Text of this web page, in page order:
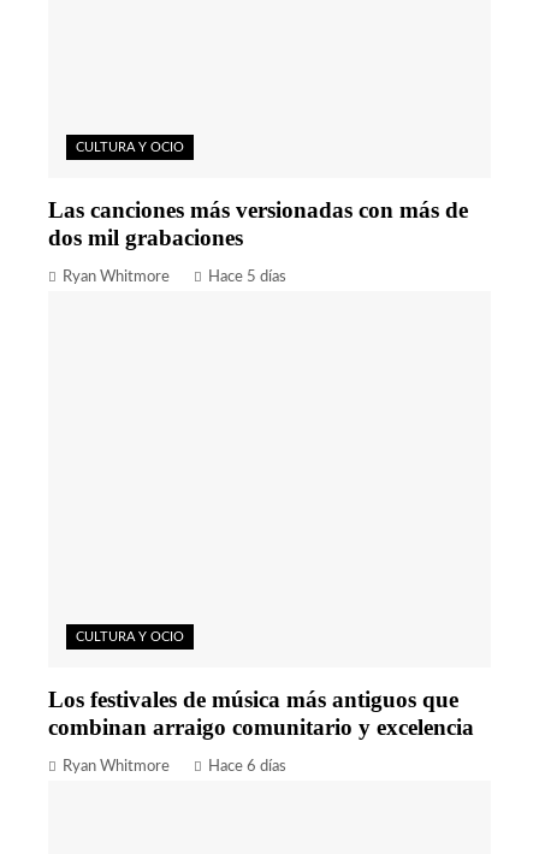
CULTURA Y OCIO
Las canciones más versionadas con más de
dos mil grabaciones
Ryan Whitmore Hace 5 días
CULTURA Y OCIO
Los festivales de música más antiguos que
combinan arraigo comunitario y excelencia
Ryan Whitmore Hace 6 días